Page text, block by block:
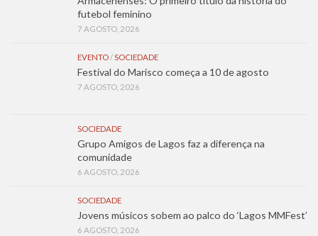
futebol feminino
7 AGOSTO, 2026
EVENTO/SOCIEDADE
Festival do Marisco começa a 10 de agosto
7 AGOSTO, 2026
SOCIEDADE
Grupo Amigos de Lagos faz a diferença na
comunidade
6 AGOSTO, 2026
SOCIEDADE
Jovens músicos sobem ao palco do ‘Lagos MMFest’
6 AGOSTO, 2026